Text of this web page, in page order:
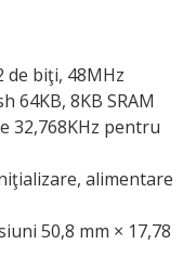
de biţi, 48MHz
64KB, 8KB SRAM
32,768KHz pentru
alimentare
50,8 mm × 17,78